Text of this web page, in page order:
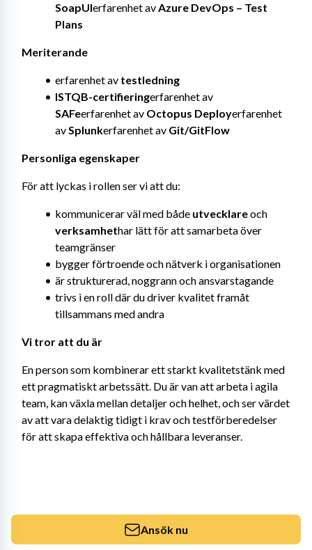
SoapUIerfarenhet av Azure DevOps – Test
Plans
Meriterande
erfarenhet av testledning
ISTQB-certifiering
erfarenhet av
SAFeerfarenhet av Octopus Deployerfarenhet
av Splunkerfarenhet av Git/GitFlow
Personliga egenskaper
För att lyckas i rollen ser vi att du:
kommunicerar väl med både utvecklare
och
verksamhethar lätt för att samarbeta över
teamgränser
bygger förtroende och nätverk i organisationen
är strukturerad, noggrann och ansvarstagande
trivs i en roll där du driver kvalitet framåt
tillsammans med andra
Vi tror att du är
En person som kombinerar ett starkt kvalitetstänk med
ett pragmatiskt arbetssätt. Du är van att arbeta i agila
team, kan växla mellan detaljer och helhet, och ser värdet
av att vara delaktig tidigt i krav och testförberedelser
för att skapa effektiva och hållbara leveranser.
Ansök nu